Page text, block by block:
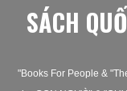
SÁCH
"Books For People &